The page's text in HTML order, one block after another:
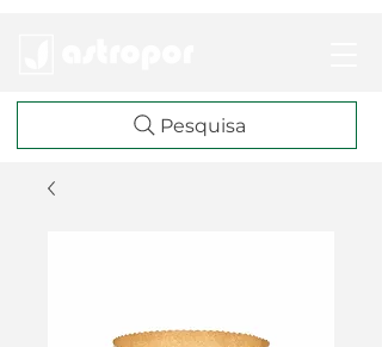
Pesquisa